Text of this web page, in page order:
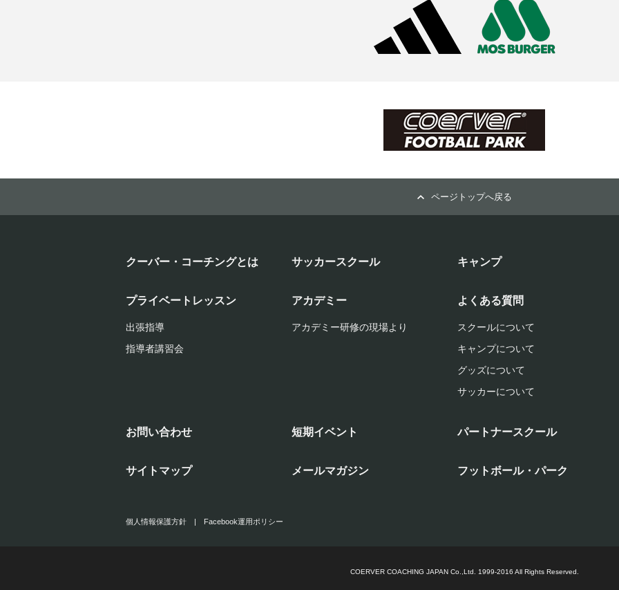
ページトップへ戻る
クーバー・コーチングとは サッカースクール キャンプ
プライベートレッスン
出張指導
指導者講習会
アカデミー
アカデミー研修の現場より
よくある質問
スクールについて
キャンプについて
グッズについて
サッカーについて
お問い合わせ 短期イベント パートナースクール
サイトマップ メールマガジン フットボール・パーク
個人情報保護方針 | Facebook運用ポリシー
COERVER COACHING JAPAN Co.,Ltd. 1999-2016 All Rights Reserved.